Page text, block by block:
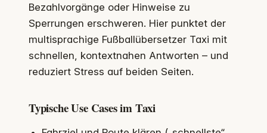
Bezahlvorgänge oder Hinweise zu
Sperrungen erschweren. Hier punktet der
multisprachige Fußballübersetzer Taxi mit
schnellen, kontextnahen Antworten – und
reduziert Stress auf beiden Seiten.
Typische Use Cases im Taxi